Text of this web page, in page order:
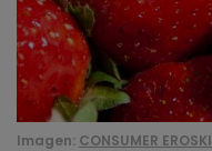
Imagen: CONSUMER EROSKI